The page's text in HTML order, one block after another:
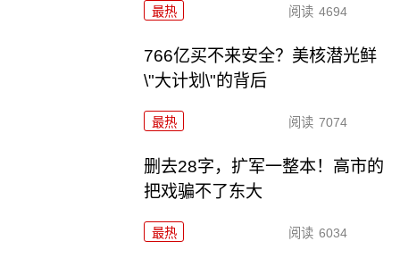
最热 阅读 4694
766亿买不来安全？美核潜光鲜
\"大计划\"的背后
最热 阅读 7074
删去28字，扩军一整本！高市的
把戏骗不了东大
最热 阅读 6034